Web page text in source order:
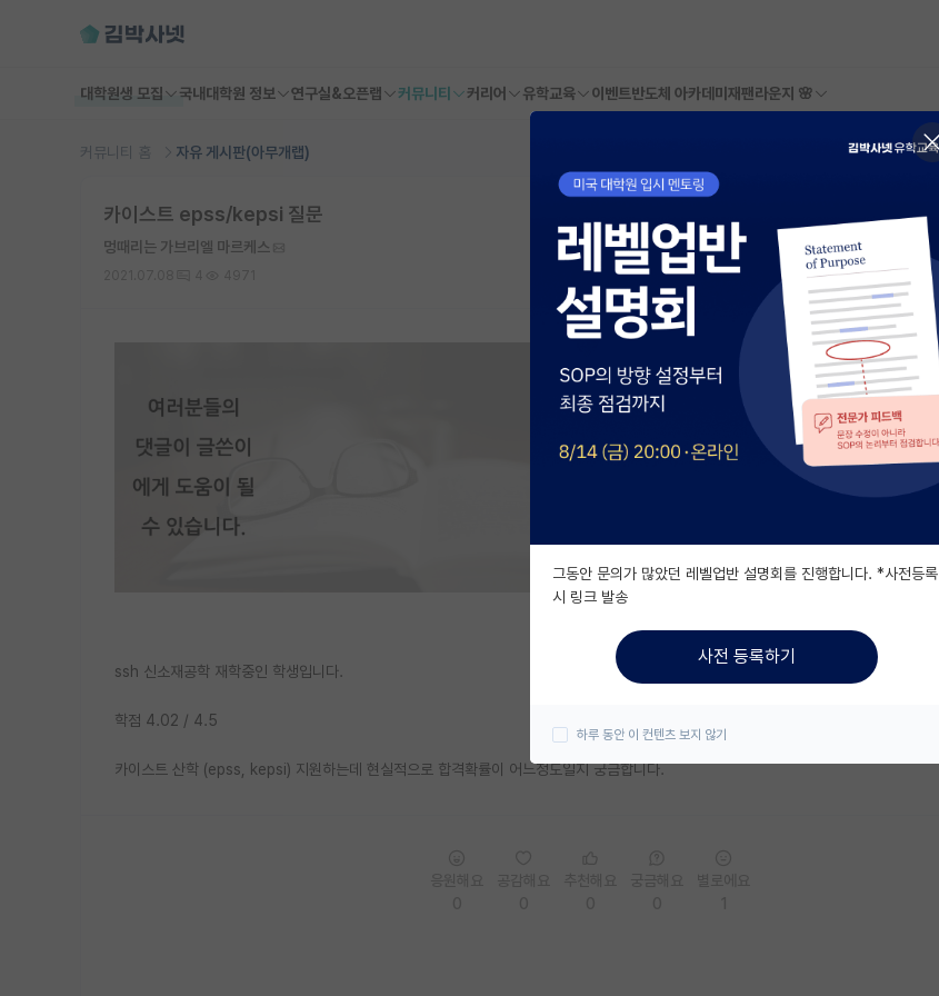
대학원생 모집 국내대학원 정보 연구실&오픈랩 커뮤니티 커리어 유학교육 이벤트반도체 아카데미 재팬라운지 🌸
커뮤니티 홈 자유 게시판(아무개랩)
카이스트 epss/kepsi 질문
멍때리는 가브리엘 마르케스
스크랩
ssh 신소재공학 재학중인 학생입니다.
학점 4.02 / 4.5
카이스트 산학 (epss, kepsi) 지원하는데 현실적으로 합격확률이 어느정도일지 궁금합니다.
그동안 문의가 많았던 레벨업반 설명회를 진행합니다. *사전등록
시 링크 발송
사전 등록하기
하루 동안 이 컨텐츠 보지 않기